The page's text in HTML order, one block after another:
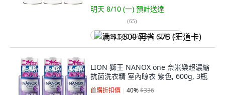
明天 8/10 (一) 預計送達
(65)
满 $1,500 再省 $75 (王道卡)
LION 獅王 NANOX one 奈米樂超濃縮
抗菌洗衣精 室內晾衣 紫色, 600g, 3瓶
首購折扣價 40%$336